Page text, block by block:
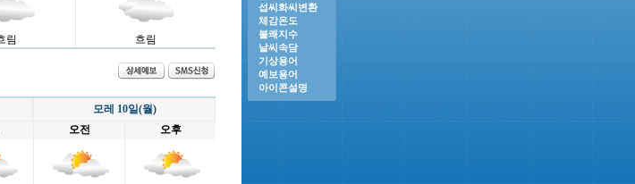
림 흐림
모레 10일(월)
오전 오후
섭씨화씨변환
체감온도
불쾌지수
날씨속담
기상용어
예보용어
아이콘설명